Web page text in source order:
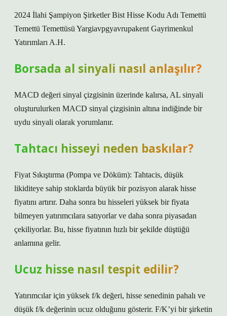
2024 İlahi Şampiyon Şirketler Bist Hisse Kodu Adı Temettü
Temettü Temettüsü Yargiavpgyavrupakent Gayrimenkul
Yatırımları A.H.
Borsada al sinyali nasıl anlaşılır?
MACD değeri sinyal çizgisinin üzerinde kalırsa, AL sinyali
oluşturulurken MACD sinyal çizgisinin altına indiğinde bir
uydu sinyali olarak yorumlanır.
Tahtacı hisseyi neden baskılar?
Fiyat Sıkıştırma (Pompa ve Döküm): Tahtacis, düşük
likiditeye sahip stoklarda büyük bir pozisyon alarak hisse
fiyatını artırır. Daha sonra bu hisseleri yüksek bir fiyata
bilmeyen yatırımcılara satıyorlar ve daha sonra piyasadan
çekiliyorlar. Bu, hisse fiyatının hızlı bir şekilde düştüğü
anlamına gelir.
Ucuz hisse nasıl tespit edilir?
Yatırımcılar için yüksek f/k değeri, hisse senedinin pahalı ve
düşük f/k değerinin ucuz olduğunu gösterir. F/K’yi bir şirketin